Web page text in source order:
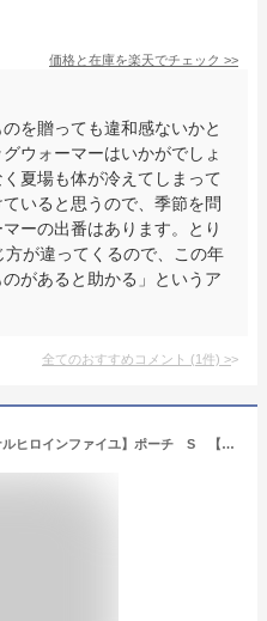
価格と在庫を楽天でチェック >>
を贈っても違和感ないかと
ウォーマーはいかがでしょ
夏場も体が冷えてしまって
いると思うので、季節を問
ーの出番はあります。とり
が違ってくるので、この年
があると助かる」というア
全てのおすすめコメント (1件) >
正規品【フェイラー エターナルヒロインファイユ】ポーチ S 【楽ギフ_包装選択】【楽ギフ_メッセ入力】プレゼント 女性 誕生日 クリスマス